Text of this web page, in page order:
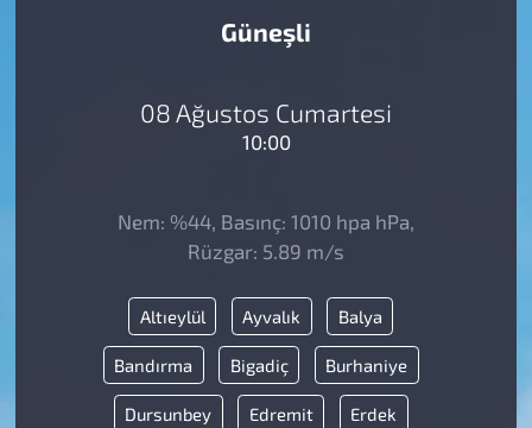
Güneşli
08 Ağustos Cumartesi
10:00
Nem: %44, Basınç: 1010 hpa hPa,
Rüzgar: 5.89 m/s
Altıeylül Ayvalık Balya
Bandırma Bigadiç Burhaniye
Dursunbey Edremit Erdek